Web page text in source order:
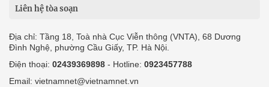
Liên hệ tòa soạn
Địa chỉ: Tầng 18, Toà nhà Cục Viễn thông (VNTA), 68 Dương
Đình Nghệ, phường Cầu Giấy, TP. Hà Nội.
Điện thoại: 02439369898 - Hotline: 0923457788
Email: vietnamnet@vietnamnet.vn